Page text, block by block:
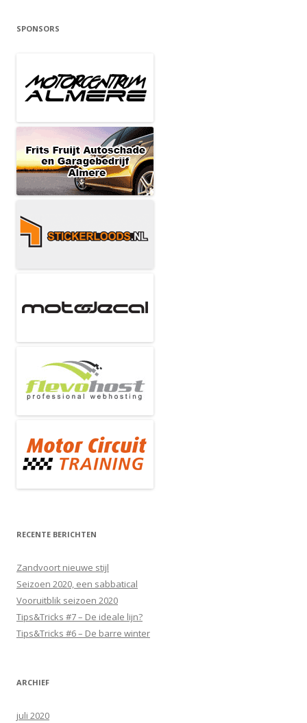
SPONSORS
RECENTE BERICHTEN
Zandvoort nieuwe stijl
Seizoen 2020, een sabbatical
Vooruitblik seizoen 2020
Tips&Tricks #7 – De ideale lijn?
Tips&Tricks #6 – De barre winter
ARCHIEF
juli 2020